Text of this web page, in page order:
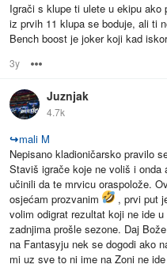
Igrači s klupe ti ulete u ekipu
iz prvih 11 klupa se boduje, ali ti
Bench boost je joker koji kad
3y
Juznjak
4.7k
↪mali M
Nepisano kladioničarsko pravilo
Staviš igrače koje ne voliš i onda
učinili da te mrvicu oraspolože.
osjećam prozvanim
, prvi put
volim odigrat rezultat koji ne ide
zadnjima prošle sezone. Daj
na Fantasyju nek se dogodi ako
mi uz sve to ni ime na Zoni ne